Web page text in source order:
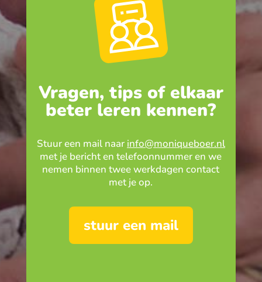
Vragen, tips of elkaar
beter leren kennen?
Stuur een mail naar info@moniqueboer.nl
met je bericht en telefoonnummer en we
nemen binnen twee werkdagen contact
met je op.
stuur een mail